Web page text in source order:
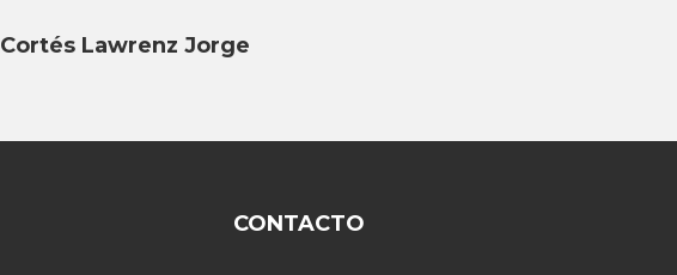
Cortés Lawrenz Jorge
CONTACTO